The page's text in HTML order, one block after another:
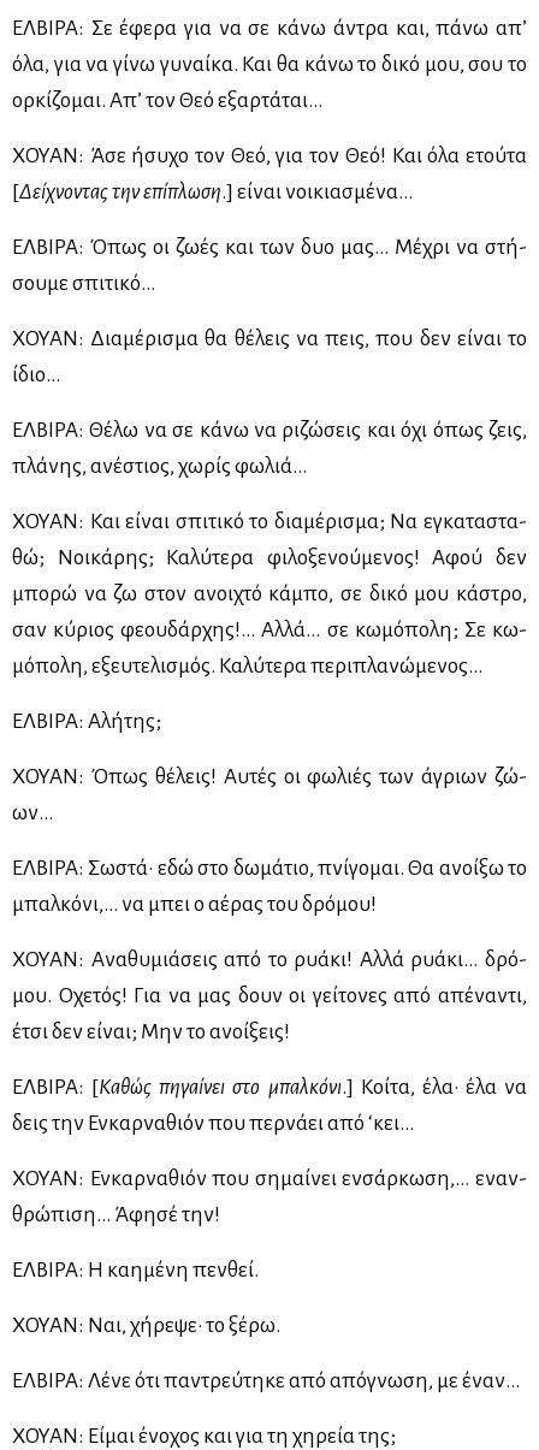
ΕΛ­ΒΙ­ΡΑ: Σε έφε­ρα για να σε κά­νω άντρα και, πά­νω απ’
όλα, για να γί­νω γυ­ναί­κα. Και θα κά­νω το δι­κό μου, σου το
ορ­κί­ζο­μαι. Απ’ τον Θεό εξαρ­τά­ται…
ΧΟΥΑΝ: Άσε ήσυ­χο τον Θεό, για τον Θεό! Και όλα ετού­τα
[Δεί­χνο­ντας την επί­πλω­ση.] εί­ναι νοι­κια­σμέ­να…
ΕΛ­ΒΙ­ΡΑ: Όπως οι ζω­ές και των δυο μας… Μέ­χρι να στή­
σου­με σπι­τι­κό…
ΧΟΥΑΝ: Δια­μέ­ρι­σμα θα θέ­λεις να πεις, που δεν εί­ναι το
ίδιο…
ΕΛ­ΒΙ­ΡΑ: Θέ­λω να σε κά­νω να ρι­ζώ­σεις και όχι όπως ζεις,
πλά­νης, ανέ­στιος, χω­ρίς φω­λιά…
ΧΟΥΑΝ: Και εί­ναι σπι­τι­κό το δια­μέ­ρι­σμα; Να εγκα­τα­στα­
θώ; Νοι­κά­ρης; Κα­λύ­τε­ρα φι­λο­ξε­νού­με­νος! Αφού δεν
μπο­ρώ να ζω στον ανοι­χτό κά­μπο, σε δι­κό μου κά­στρο,
σαν κύ­ριος φε­ου­δάρ­χης!... Αλ­λά… σε κω­μό­πο­λη; Σε κω­
μό­πο­λη, εξευ­τε­λι­σμός. Κα­λύ­τε­ρα πε­ρι­πλα­νώ­με­νος…
ΕΛ­ΒΙ­ΡΑ: Αλή­της;
ΧΟΥΑΝ: Όπως θέ­λεις! Αυ­τές οι φω­λιές των άγριων ζώ­
ων…
ΕΛ­ΒΙ­ΡΑ: Σω­στά· εδώ στο δω­μά­τιο, πνί­γο­μαι. Θα ανοί­ξω το
μπαλ­κό­νι,… να μπει ο αέ­ρας του δρό­μου!
ΧΟΥΑΝ: Ανα­θυ­μιά­σεις από το ρυά­κι! Αλ­λά ρυά­κι… δρό­
μου. Οχε­τός! Για να μας δουν οι γεί­το­νες από απέ­να­ντι,
έτσι δεν εί­ναι; Μην το ανοί­ξεις!
ΕΛ­ΒΙ­ΡΑ: [Κα­θώς πη­γαί­νει στο μπαλ­κό­νι.] Κοί­τα, έλα· έλα να
δεις την Εν­καρ­να­θιόν που περ­νά­ει από ‘κει…
ΧΟΥΑΝ: Εν­καρ­να­θιόν που ση­μαί­νει εν­σάρ­κω­ση,… εναν­
θρώ­πι­ση… Άφη­σέ την!
ΕΛ­ΒΙ­ΡΑ: Η καη­μέ­νη πεν­θεί.
ΧΟΥΑΝ: Ναι, χή­ρε­ψε· το ξέ­ρω.
ΕΛ­ΒΙ­ΡΑ: Λέ­νε ότι πα­ντρεύ­τη­κε από από­γνω­ση, με έναν…
ΧΟΥΑΝ: Εί­μαι ένο­χος και για τη χη­ρεία της;